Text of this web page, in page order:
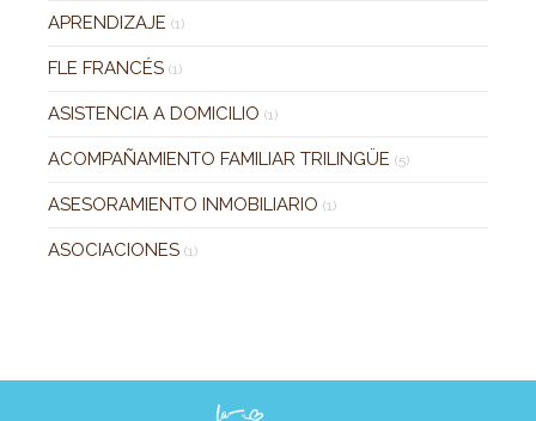
APRENDIZAJE (1)
FLE FRANCÉS (1)
ASISTENCIA A DOMICILIO (1)
ACOMPAÑAMIENTO FAMILIAR TRILINGÜE (5)
ASESORAMIENTO INMOBILIARIO (1)
ASOCIACIONES (1)